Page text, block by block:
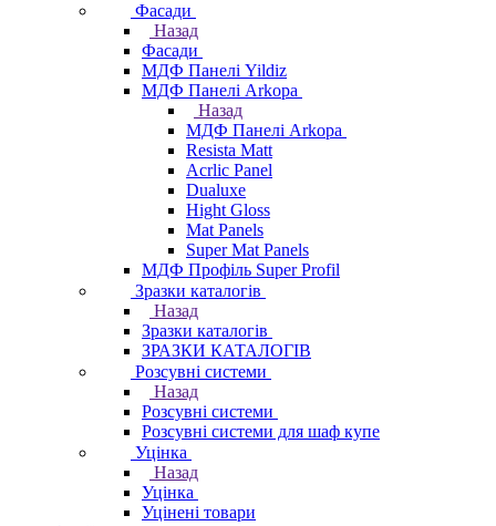
Фасади
Назад
Фасади
МДФ Панелі Yildiz
МДФ Панелі Arkopa
Назад
МДФ Панелі Arkopa
Resista Matt
Acrlic Panel
Dualuxe
Hight Gloss
Mat Panels
Super Mat Panels
МДФ Профіль Super Profil
Зразки каталогів
Назад
Зразки каталогів
ЗРАЗКИ КАТАЛОГІВ
Розсувні системи
Назад
Розсувні системи
Розсувні системи для шаф купе
Уцінка
Назад
Уцінка
Уцінені товари